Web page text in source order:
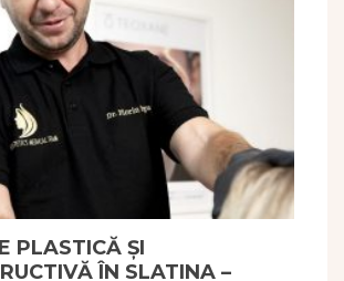
PLASTICĂ ȘI
ÎN SLATINA –